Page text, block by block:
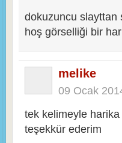
dokuzuncu slayttan
hoş görselliği bir
melike
09 Ocak
tek kelimeyle harika
teşekkür ederim